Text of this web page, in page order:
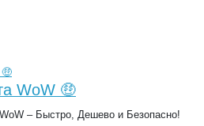
WoW 🤑
– Быстро, Дешево и Безопасно!